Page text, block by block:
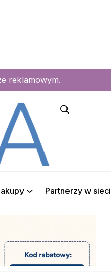
reklamowym.
Partnerzy w sieci